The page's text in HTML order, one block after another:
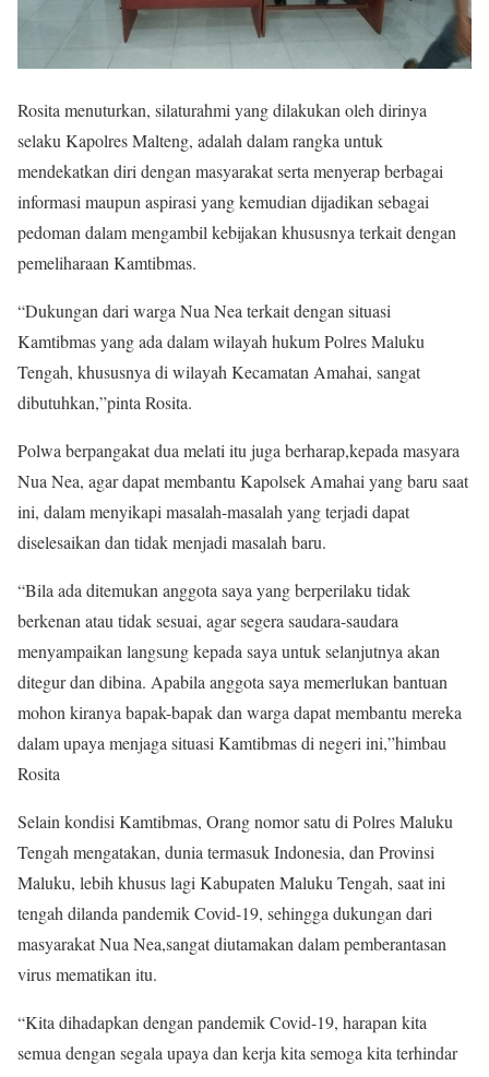
Rosita menuturkan, silaturahmi yang dilakukan oleh dirinya
selaku Kapolres Malteng, adalah dalam rangka untuk
mendekatkan diri dengan masyarakat serta menyerap berbagai
informasi maupun aspirasi yang kemudian dijadikan sebagai
pedoman dalam mengambil kebijakan khususnya terkait dengan
pemeliharaan Kamtibmas.
“Dukungan dari warga Nua Nea terkait dengan situasi
Kamtibmas yang ada dalam wilayah hukum Polres Maluku
Tengah, khususnya di wilayah Kecamatan Amahai, sangat
dibutuhkan,”pinta Rosita.
Polwa berpangakat dua melati itu juga berharap,kepada masyara
Nua Nea, agar dapat membantu Kapolsek Amahai yang baru saat
ini, dalam menyikapi masalah-masalah yang terjadi dapat
diselesaikan dan tidak menjadi masalah baru.
“Bila ada ditemukan anggota saya yang berperilaku tidak
berkenan atau tidak sesuai, agar segera saudara-saudara
menyampaikan langsung kepada saya untuk selanjutnya akan
ditegur dan dibina. Apabila anggota saya memerlukan bantuan
mohon kiranya bapak-bapak dan warga dapat membantu mereka
dalam upaya menjaga situasi Kamtibmas di negeri ini,”himbau
Rosita
Selain kondisi Kamtibmas, Orang nomor satu di Polres Maluku
Tengah mengatakan, dunia termasuk Indonesia, dan Provinsi
Maluku, lebih khusus lagi Kabupaten Maluku Tengah, saat ini
tengah dilanda pandemik Covid-19, sehingga dukungan dari
masyarakat Nua Nea,sangat diutamakan dalam pemberantasan
virus mematikan itu.
“Kita dihadapkan dengan pandemik Covid-19, harapan kita
semua dengan segala upaya dan kerja kita semoga kita terhindar